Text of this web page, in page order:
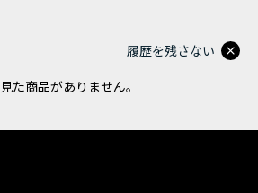
た商品がありません。
履歴を残さない